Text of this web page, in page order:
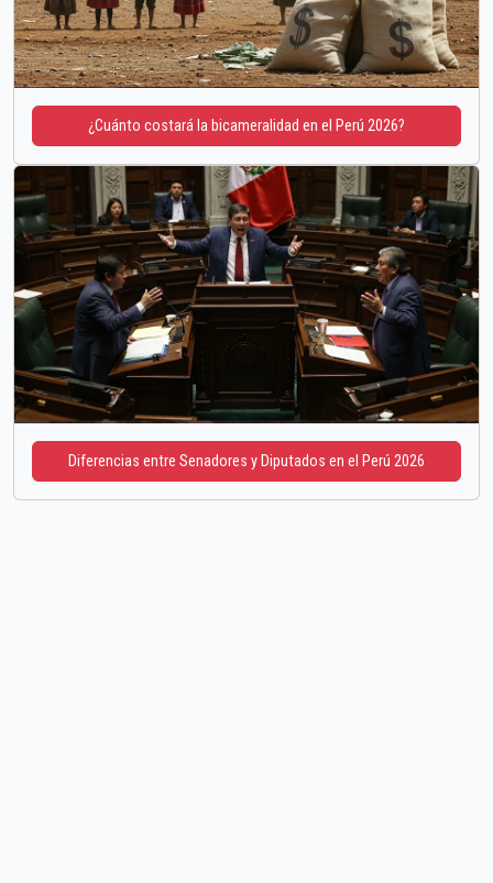
¿Cuánto costará la bicameralidad en el Perú 2026?
Diferencias entre Senadores y Diputados en el Perú 2026